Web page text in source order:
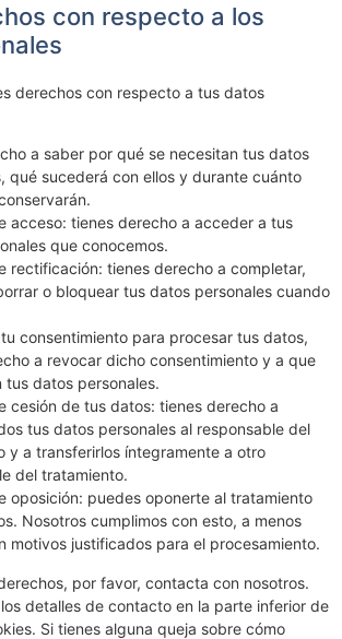
con respecto a los
derechos con respecto a tus datos
a saber por qué se necesitan tus datos
qué sucederá con ellos y durante cuánto
acceso: tienes derecho a acceder a tus
que conocemos.
rectificación: tienes derecho a completar,
o bloquear tus datos personales cuando
consentimiento para procesar tus datos,
a revocar dicho consentimiento y a que
tus datos personales.
cesión de tus datos: tienes derecho a
tus datos personales al responsable del
y a transferirlos íntegramente a otro
del tratamiento.
oposición: puedes oponerte al tratamiento
Nosotros cumplimos con esto, a menos
motivos justificados para el procesamiento.
por favor, contacta con nosotros.
detalles de contacto en la parte inferior de
Si tienes alguna queja sobre cómo